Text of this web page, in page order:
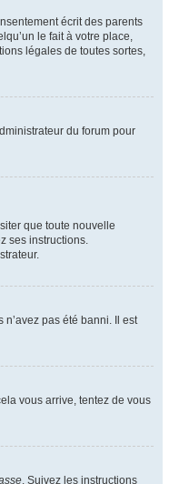
écrit des parents
le fait à votre place,
légales de toutes sortes,
du forum pour
que toute nouvelle
ses instructions.
pas été banni. Il est
vous arrive, tentez de vous
. Suivez les instructions